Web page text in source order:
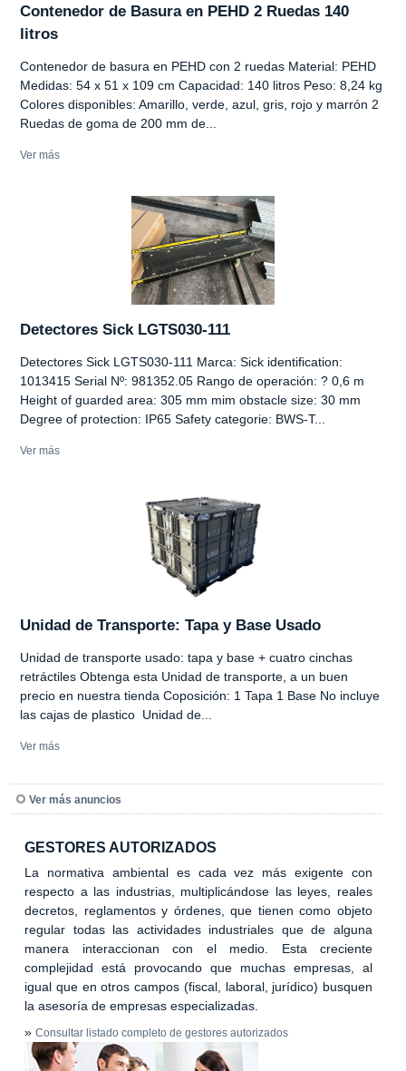
Contenedor de Basura en PEHD 2 Ruedas 140
litros
Contenedor de basura en PEHD con 2 ruedas Material: PEHD
Medidas: 54 x 51 x 109 cm Capacidad: 140 litros Peso: 8,24 kg
Colores disponibles: Amarillo, verde, azul, gris, rojo y marrón 2
Ruedas de goma de 200 mm de...
Ver más
Detectores Sick LGTS030-111
Detectores Sick LGTS030-111 Marca: Sick identification:
1013415 Serial Nº: 981352.05 Rango de operación: ? 0,6 m
Height of guarded area: 305 mm mim obstacle size: 30 mm
Degree of protection: IP65 Safety categorie: BWS-T...
Ver más
Unidad de Transporte: Tapa y Base Usado
Unidad de transporte usado: tapa y base + cuatro cinchas
retráctiles Obtenga esta Unidad de transporte, a un buen
precio en nuestra tienda Coposición: 1 Tapa 1 Base No incluye
las cajas de plastico Unidad de...
Ver más
Ver más anuncios
GESTORES AUTORIZADOS
La normativa ambiental es cada vez más exigente con
respecto a las industrias, multiplicándose las leyes, reales
decretos, reglamentos y órdenes, que tienen como objeto
regular todas las actividades industriales que de alguna
manera interaccionan con el medio. Esta creciente
complejidad está provocando que muchas empresas, al
igual que en otros campos (fiscal, laboral, jurídico) busquen
la asesoría de empresas especializadas.
» Consultar listado completo de gestores autorizados